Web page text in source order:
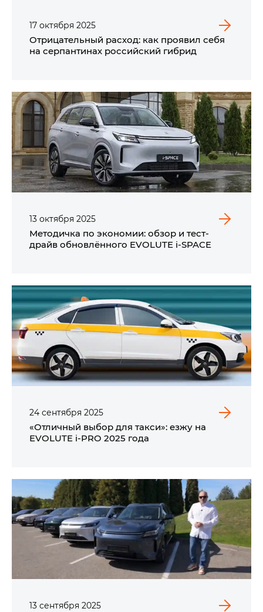
17 октября 2025
Отрицательный расход: как проявил себя
на серпантинах российский гибрид
13 октября 2025
Методичка по экономии: обзор и тест-
драйв обновлённого EVOLUTE i‑SPACE
24 сентября 2025
«Отличный выбор для такси»: езжу на
EVOLUTE i⁠-⁠PRO​ 2025 года
13 сентября 2025